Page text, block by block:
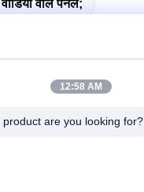
वॉल पैनल;
12:58 AM
product are you looking for?